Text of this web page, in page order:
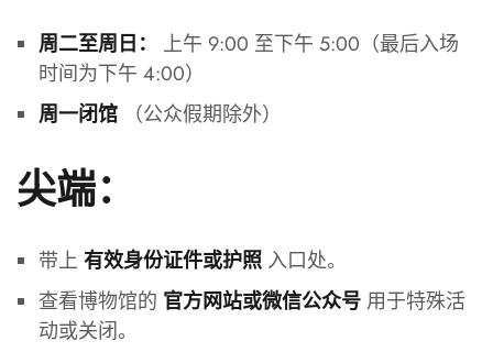
周二至周日：
上午 9:00 至下午 5:00（最后入场
时间为下午 4:00）
周一闭馆（公众假期除外）
尖端：
带上 有效身份证件或护照入口处。
查看博物馆的 官方网站或微信公众号用于特殊活
动或关闭。